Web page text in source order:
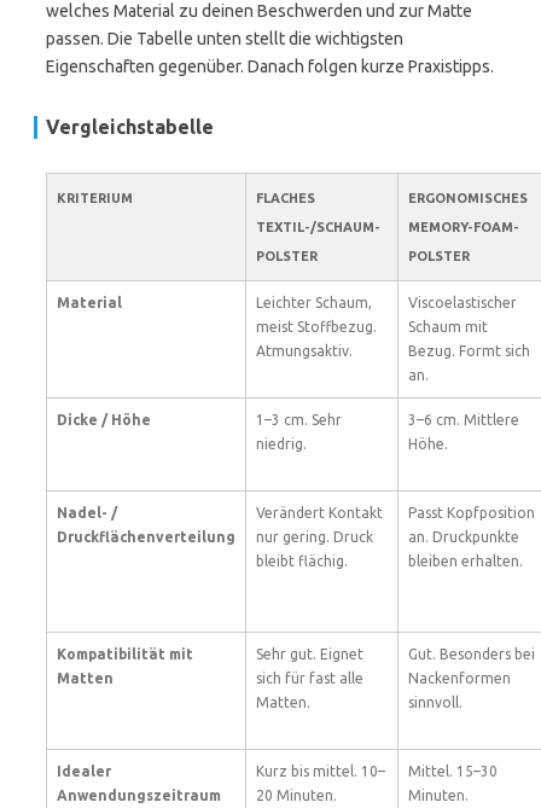
welches Material zu deinen Beschwerden und zur Matte
passen. Die Tabelle unten stellt die wichtigsten
Eigenschaften gegenüber. Danach folgen kurze Praxistipps.
Vergleichstabelle
KRITERIUM
FLACHES
TEXTIL-/SCHAUM-
POLSTER
ERGONOMISCHES
MEMORY-FOAM-
POLSTER
Material
Leichter Schaum,
meist Stoffbezug.
Atmungsaktiv.
Viscoelastischer
Schaum mit
Bezug. Formt sich
an.
Dicke / Höhe
1–3 cm. Sehr
niedrig.
3–6 cm. Mittlere
Höhe.
Nadel- /
Druckflächenverteilung
Verändert Kontakt
nur gering. Druck
bleibt flächig.
Passt Kopfposition
an. Druckpunkte
bleiben erhalten.
Kompatibilität mit
Matten
Sehr gut. Eignet
sich für fast alle
Matten.
Gut. Besonders bei
Nackenformen
sinnvoll.
Idealer
Anwendungszeitraum
Kurz bis mittel. 10–
20 Minuten.
Mittel. 15–30
Minuten.